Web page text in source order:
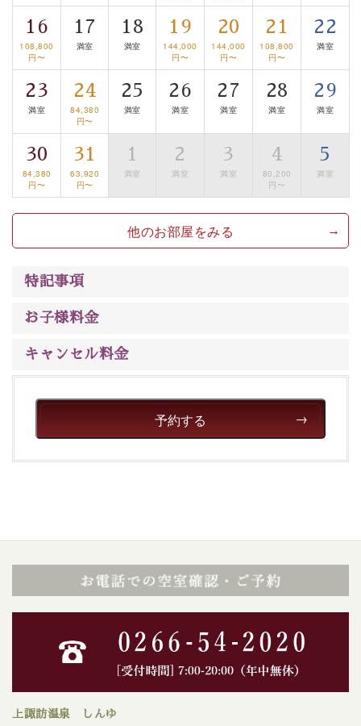
清らかな源泉、諏訪湖に包まれるお部屋、 大人のたしな
のときを安心してお過ごしください。
16
108,800
円〜
17
満室
18
満室
19
144,000
円〜
20
144,000
円〜
21
108,800
円〜
22
満室
23
満室
24
84,380
円〜
25
満室
26
満室
27
満室
28
満室
29
満室
30
84,380
円〜
31
63,920
円〜
1
満室
2
満室
3
満室
4
80,200
円〜
5
満室
他のお部屋をみる
特記事項
お子様料金
キャンセル料金
予約する
上諏訪温泉 しんゆ